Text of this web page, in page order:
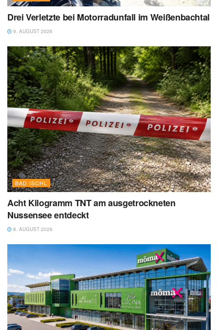
Drei Verletzte bei Motorradunfall im Weißenbachtal
9. AUGUST 2026
BAD ISCHL
Acht Kilogramm TNT am ausgetrockneten
Nussensee entdeckt
8. AUGUST 2026